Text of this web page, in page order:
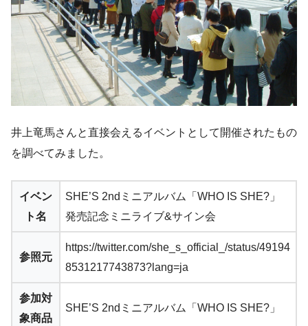
井上竜馬さんと直接会えるイベントとして開催されたもの
を調べてみました。
イベン
ト名
SHE’S 2ndミニアルバム「WHO IS SHE?」
発売記念ミニライブ&サイン会
参照元
https://twitter.com/she_s_official_/status/49194
8531217743873?lang=ja
参加対
象商品
SHE’S 2ndミニアルバム「WHO IS SHE?」